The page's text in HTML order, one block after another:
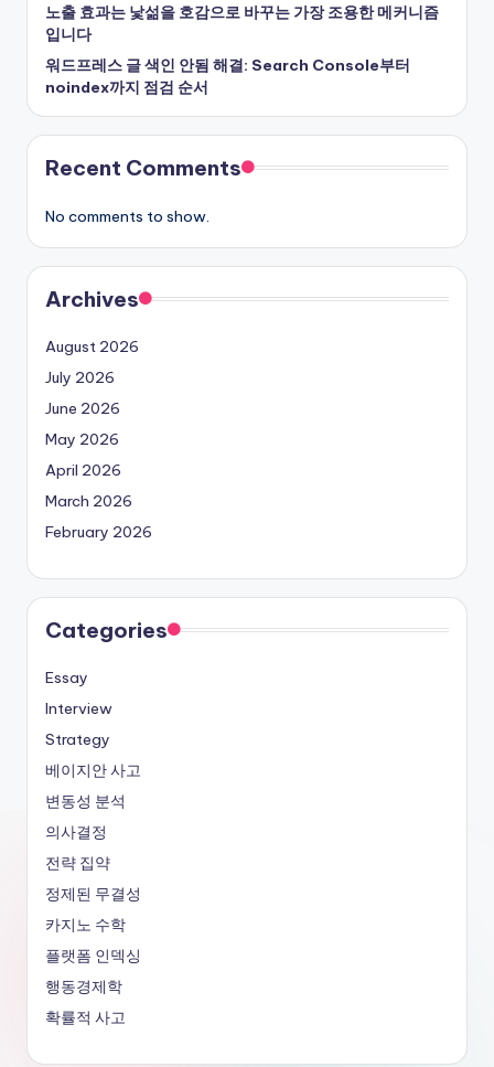
노출 효과는 낯섦을 호감으로 바꾸는 가장 조용한 메커니즘
입니다
워드프레스 글 색인 안됨 해결: Search Console부터
noindex까지 점검 순서
Recent Comments
No comments to show.
Archives
August 2026
July 2026
June 2026
May 2026
April 2026
March 2026
February 2026
Categories
Essay
Interview
Strategy
베이지안 사고
변동성 분석
의사결정
전략 집약
정제된 무결성
카지노 수학
플랫폼 인덱싱
행동경제학
확률적 사고